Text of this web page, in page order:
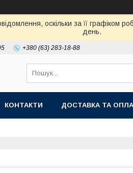
оскільки за її графіком
день.
+380 (63) 283-18-88
КОНТАКТИ ДОСТАВКА ТА